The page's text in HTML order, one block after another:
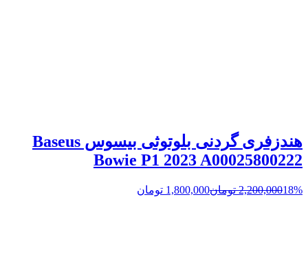
هندزفری گردنی بلوتوثی بیسوس Baseus
Bowie P1 2023 A00025800222
18%
2,200,000 تومان1,800,000 تومان